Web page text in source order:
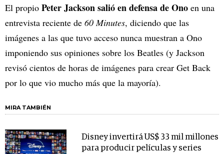
El propio Peter Jackson salió en defensa de Ono en una
entrevista reciente de 60 Minutes, diciendo que las
imágenes a las que tuvo acceso nunca muestran a Ono
imponiendo sus opiniones sobre los Beatles (y Jackson
revisó cientos de horas de imágenes para crear Get Back
por lo que vio mucho más que la mayoría).
MIRA TAMBIÉN
Disney invertirá US$ 33 mil millones
para producir películas y series